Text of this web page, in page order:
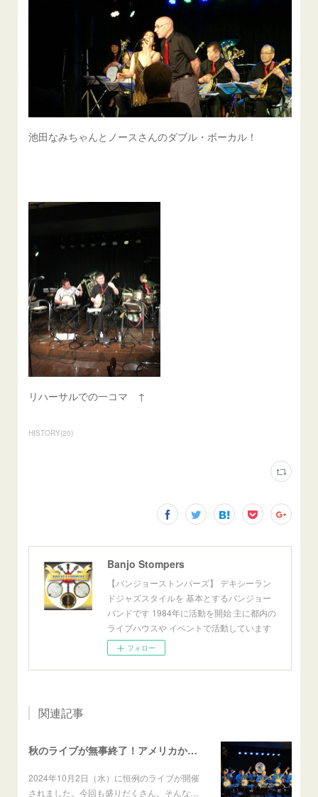
池田なみちゃんとノースさんのダブル・ボーカル！
リハーサルでの一コマ ↑
HISTORY(20)
Banjo Stompers
【バンジョーストンパーズ】 デキシーラン
ドジャズスタイルを 基本とするバンジョー
バンドです 1984年に活動を開始 主に都内の
ライブハウスや イベントで活動しています
フォロー
関連記事
秋のライブが無事終了！アメリカからの飛び入り参加者も♫
2024年10月2日（水）に恒例のライブが開催
されました。今回も盛りだくさん。そんな…